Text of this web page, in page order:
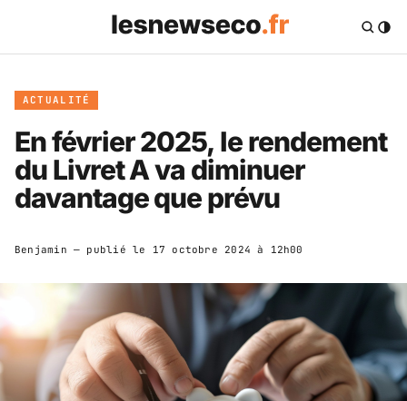
ACTUALITÉ
En février 2025, le rendement
du Livret A va diminuer
davantage que prévu
Benjamin — publié le 17 octobre 2024 à 12h00